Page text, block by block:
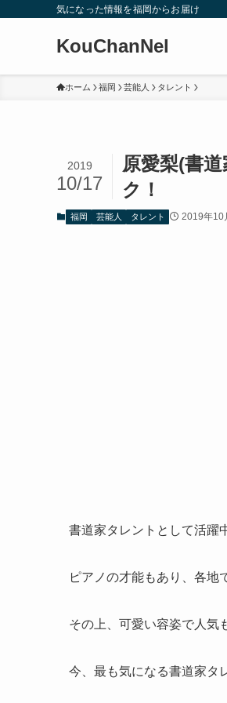
気になった情報を福岡からお届け
KouChanNel
ホーム 福岡 芸能人 タレント
原愛梨(書
ク！
2019
10/17
福岡 芸能人 タレント 2019年10
書道家タレントとして活躍
ピアノの才能もあり、各地
その上、可愛い容姿で人気
今、最も気になる書道家タ